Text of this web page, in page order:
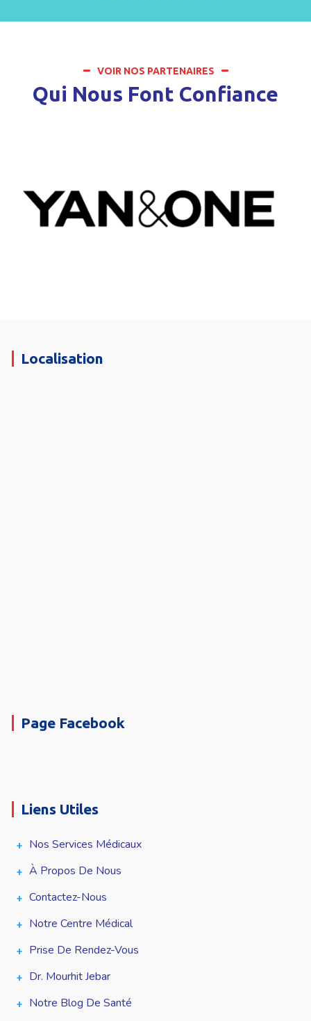
VOIR NOS PARTENAIRES
Qui Nous Font Confiance
Localisation
Page Facebook
Liens Utiles
Nos Services Médicaux
À Propos De Nous
Contactez-Nous
Notre Centre Médical
Prise De Rendez-Vous
Dr. Mourhit Jebar
Notre Blog De Santé